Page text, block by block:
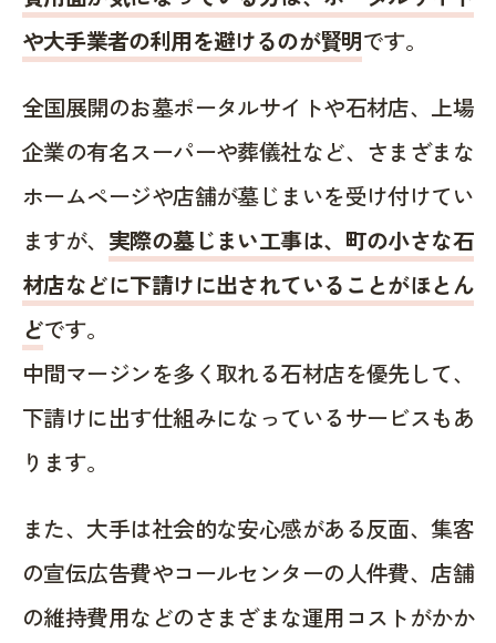
や大手業者の利用を避けるのが賢明です。
全国展開のお墓ポータルサイトや石材店、上場
企業の有名スーパーや葬儀社など、さまざまな
ホームページや店舗が墓じまいを受け付けてい
ますが、 実際の墓じまい工事は、町の小さな石
材店などに下請けに出されていることがほとん
どです。
中間マージンを多く取れる石材店を優先して、
下請けに出す仕組みになっているサービスもあ
ります。
また、大手は社会的な安心感がある反面、集客
の宣伝広告費やコールセンターの人件費、店舗
の維持費用などのさまざまな運用コストがかか